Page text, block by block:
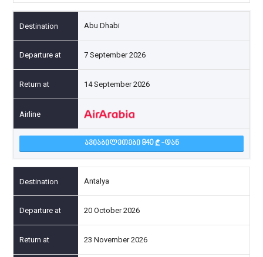
Abu Dhabi
7 September 2026
14 September 2026
ᲐᲕᲘᲐᲑᲘᲚᲔᲗᲔᲑᲘ 840 -ᲓᲐᲜ
Antalya
20 October 2026
23 November 2026